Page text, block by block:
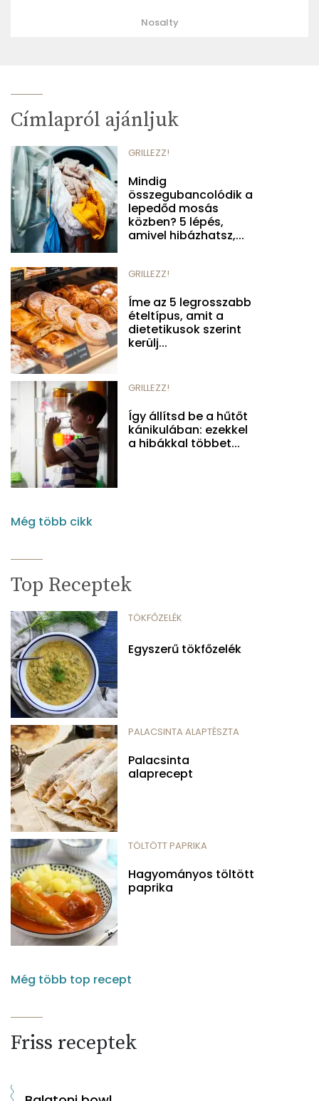
Nosalty
Címlapról ajánljuk
GRILLEZZ!
Mindig
összegubancolódik a
lepedőd mosás
közben? 5 lépés,
amivel hibázhatsz,...
GRILLEZZ!
Íme az 5 legrosszabb
ételtípus, amit a
dietetikusok szerint
kerülj...
GRILLEZZ!
Így állítsd be a hűtőt
kánikulában: ezekkel
a hibákkal többet...
Még több cikk
Top Receptek
TÖKFŐZELÉK
Egyszerű tökfőzelék
PALACSINTA ALAPTÉSZTA
Palacsinta
alaprecept
TÖLTÖTT PAPRIKA
Hagyományos töltött
paprika
Még több top recept
Friss receptek